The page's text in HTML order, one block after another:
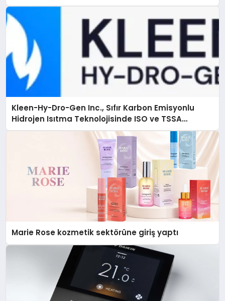
Kleen-Hy-Dro-Gen Inc., Sıfır Karbon Emisyonlu
Hidrojen Isıtma Teknolojisinde ISO ve TSSA
Düzenleyici Onaylarını Aldı
Marie Rose kozmetik sektörüne giriş yaptı